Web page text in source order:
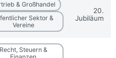
& Großhandel
Sektor &
Vereine
20.
Jubiläum
Recht, Steuern &